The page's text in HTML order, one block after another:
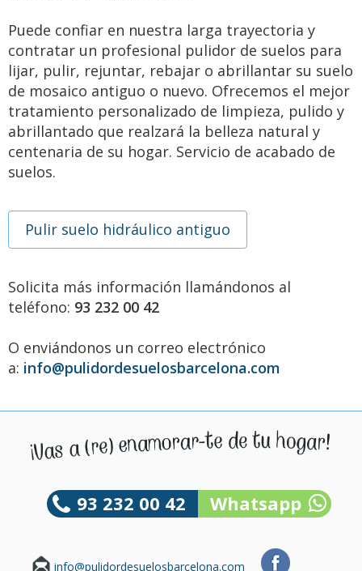
Puede confiar en nuestra larga trayectoria y
contratar un profesional pulidor de suelos para
lijar, pulir, rejuntar, rebajar o abrillantar su suelo
de mosaico antiguo o nuevo. Ofrecemos el mejor
tratamiento personalizado de limpieza, pulido y
abrillantado que realzará la belleza natural y
centenaria de su hogar. Servicio de acabado de
suelos.
Pulir suelo hidráulico antiguo
Solicita más información llamándonos al
teléfono: 93 232 00 42
O enviándonos un correo electrónico
a: info@pulidordesuelosbarcelona.com
93 232 00 42 Whatsapp
info@pulidordesuelosbarcelona.com